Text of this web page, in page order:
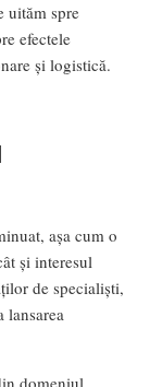
uităm spre
efectele
și logistică.
așa cum o
și interesul
de specialiști,
lansarea
domeniul